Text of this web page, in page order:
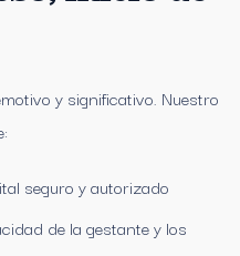
y significativo. Nuestro
seguro y autorizado
de la gestante y los